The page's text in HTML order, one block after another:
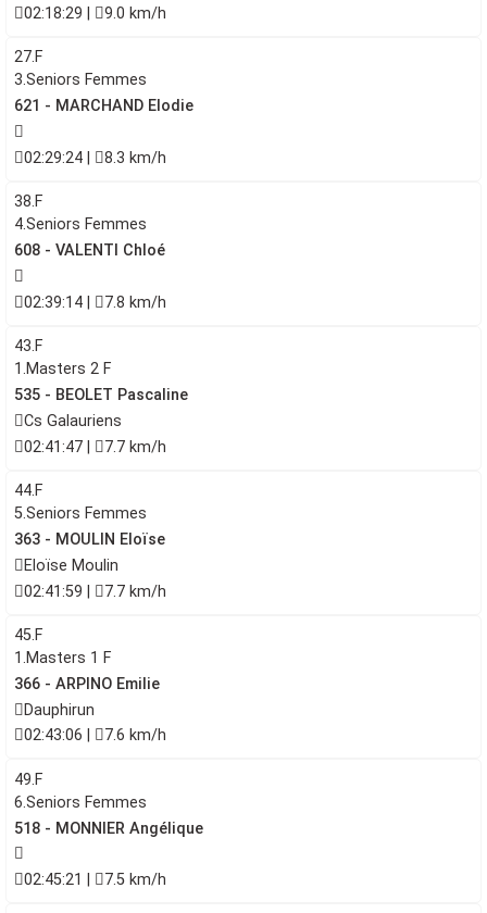
02:18:29 |
9.0 km/h
27.F
3.Seniors Femmes
621 - MARCHAND Elodie
02:29:24 | 8.3 km/h
38.F
4.Seniors Femmes
608 - VALENTI Chloé
02:39:14 | 7.8 km/h
43.F
1.Masters 2 F
535 - BEOLET Pascaline
Cs Galauriens
02:41:47 |
7.7 km/h
44.F
5.Seniors Femmes
363 - MOULIN Eloïse
Eloïse Moulin
02:41:59 |
7.7 km/h
45.F
1.Masters 1 F
366 - ARPINO Emilie
Dauphirun
02:43:06 |
7.6 km/h
49.F
6.Seniors Femmes
518 - MONNIER Angélique
02:45:21 | 7.5 km/h